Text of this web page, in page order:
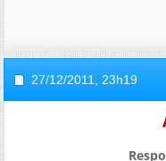
27/12/2011, 23h19